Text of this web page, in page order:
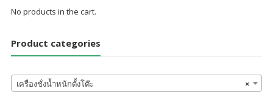
No products in the cart.
Product categories
×
เครื่องชั่งน้ำหนักตั้งโต๊ะ